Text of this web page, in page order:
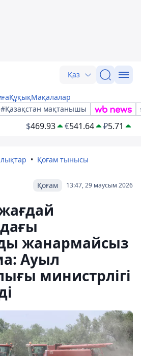
Қаз
ҚұқықМақалалар
#Қазақстан мақтанышы
$469.93 €541.64 ₽5.71
Қоғам тынысы
13:47, 29 маусым 2026
Қоғам
жанармайсыз
Ауыл
министрлігі